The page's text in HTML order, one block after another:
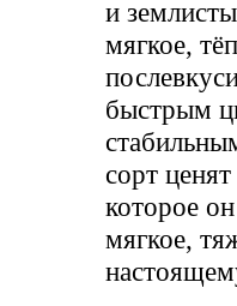
и
мягкое,
быстрым
сорт
которое
мягкое,